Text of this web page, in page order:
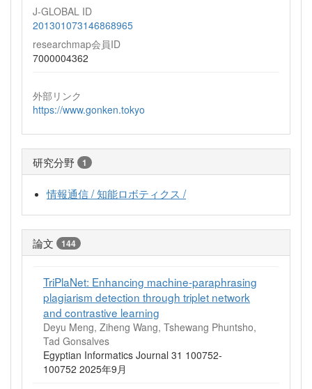
J-GLOBAL ID
201301073146868965
researchmap会員ID
7000004362
外部リンク
https://www.gonken.tokyo
研究分野 1
情報通信 / 知能ロボティクス /
論文 144
TriPlaNet: Enhancing machine-paraphrasing
plagiarism detection through triplet network
and contrastive learning
Deyu Meng, Ziheng Wang, Tshewang Phuntsho,
Tad Gonsalves
Egyptian Informatics Journal 31 100752-
100752 2025年9月